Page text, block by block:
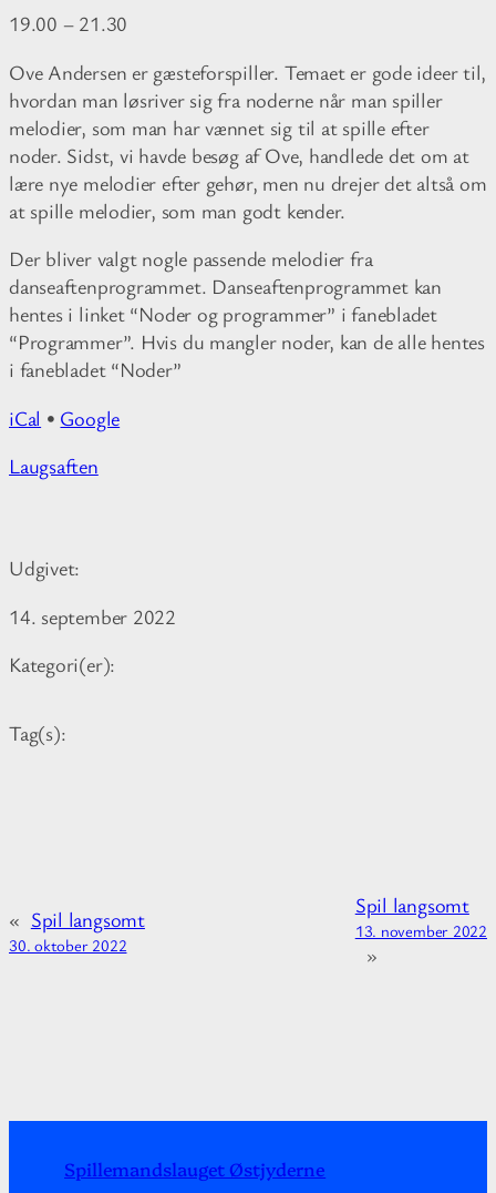
19.00 – 21.30
Ove Andersen er gæsteforspiller. Temaet er gode ideer til,
hvordan man løsriver sig fra noderne når man spiller
melodier, som man har vænnet sig til at spille efter
noder. Sidst, vi havde besøg af Ove, handlede det om at
lære nye melodier efter gehør, men nu drejer det altså om
at spille melodier, som man godt kender.
Der bliver valgt nogle passende melodier fra
danseaftenprogrammet. Danseaftenprogrammet kan
hentes i linket “Noder og programmer” i fanebladet
“Programmer”. Hvis du mangler noder, kan de alle hentes
i fanebladet “Noder”
iCal • Google
M
i
o
a
o
Laugsaften
Udgivet:
14. september 2022
Kategori(er):
Tag(s):
« Spil langsomt
30. oktober 2022
Spil langsomt
13. november 2022
»
Spillemandslauget Østjyderne